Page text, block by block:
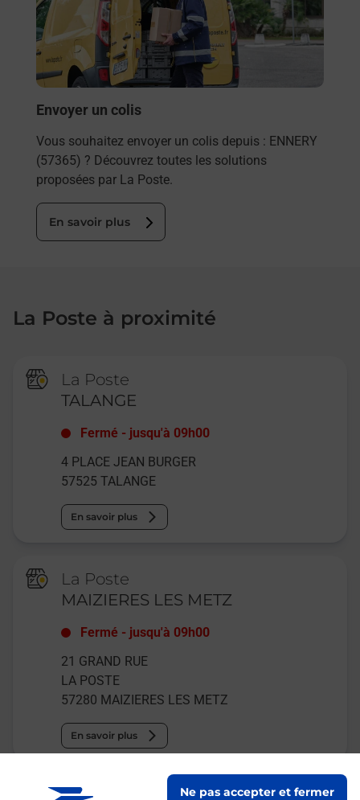
Ne pas accepter et fermer
Envoyer un colis
Vous souhaitez envoyer un colis depuis : ENNERY
(57365) ? Découvrez toutes les solutions
proposées par La Poste.
En savoir plus
La Poste à proximité
La Poste
TALANGE
Fermé - jusqu'à 09h00
4 PLACE JEAN BURGER
57525 TALANGE
En savoir plus
La Poste
MAIZIERES LES METZ
Fermé - jusqu'à 09h00
21 GRAND RUE
LA POSTE
57280 MAIZIERES LES METZ
En savoir plus
Malin !